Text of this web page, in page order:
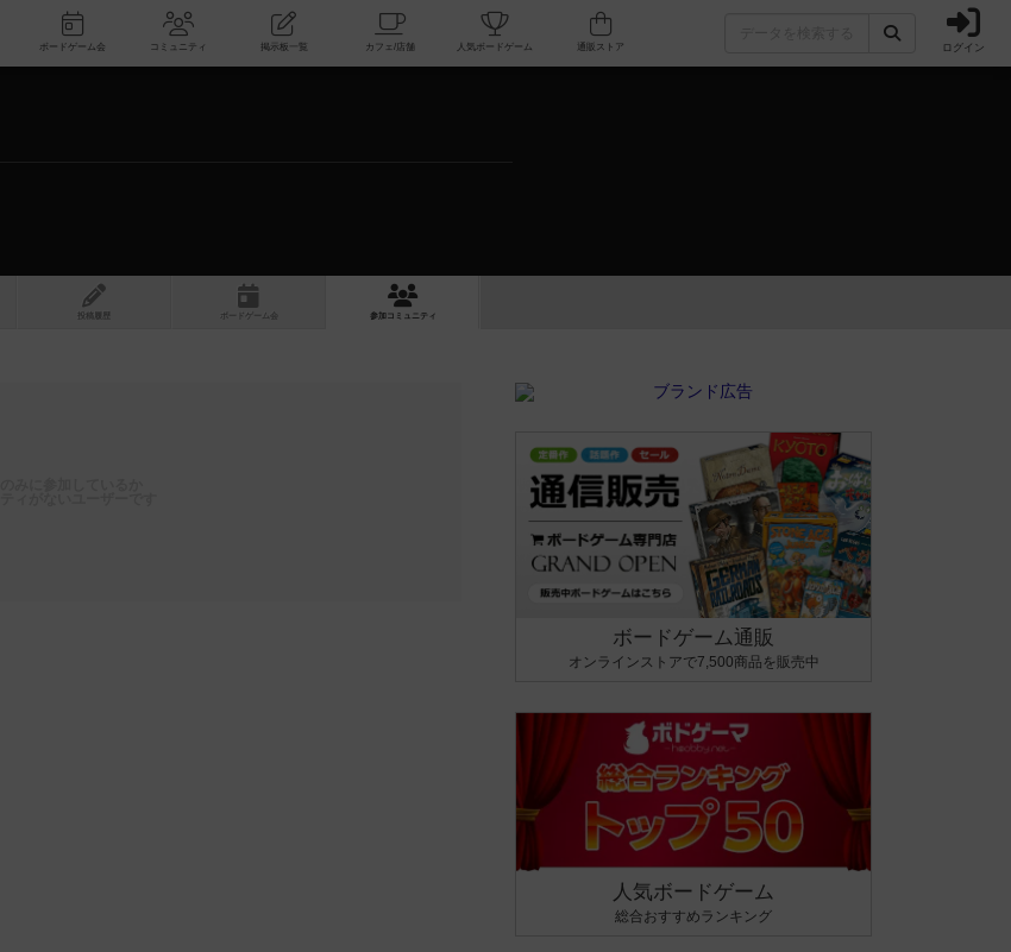
新着レビュー ボードゲーム会 コミュニティ 掲示板一覧 カフェ/店舗 人気ボードゲーム ログイン
投稿履歴 ボ ドゲ ーム 参加 コミュニティ
ボードゲーム通販
オンラインストアで7,500商品を販売中
人気ボードゲーム
総合おすすめランキング